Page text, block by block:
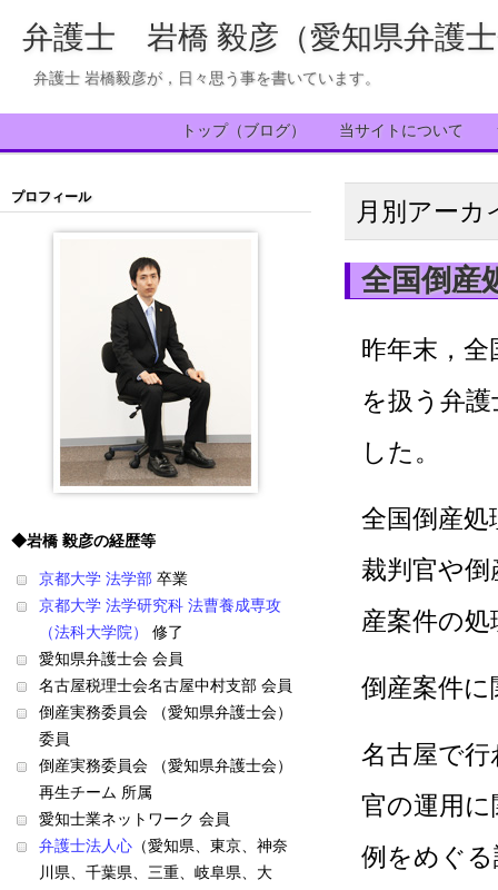
弁護士 岩橋 毅彦（愛知県弁護
弁護士 岩橋毅彦が，日々思う事を書いています。
トップ（ブログ） 当サイトについて
月別アー
全国倒産
昨年末，
を扱う弁
した。
全国倒産
裁判官や
産案件の
倒産案件
名古屋で
官の運用
例をめぐ
プロフィール
◆岩橋 毅彦の経歴等
京都大学 法学部 卒業
京都大学 法学研究科 法曹養成専攻
（法科大学院）
修了
愛知県弁護士会 会員
名古屋税理士会名古屋中村支部 会員
倒産実務委員会 （愛知県弁護士会）
委員
倒産実務委員会 （愛知県弁護士会）
再生チーム 所属
愛知士業ネットワーク 会員
弁護士法人心 （愛知県、東京、神奈
川県、千葉県、三重、岐阜県、大